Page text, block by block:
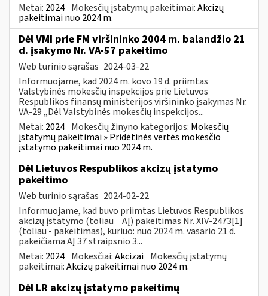
Metai: 2024 Mokesčių įstatymų pakeitimai:Akcizų
pakeitimai nuo 2024 m.
Dėl VMI prie FM viršininko 2004 m. balandžio 21
d. įsakymo Nr. VA-57 pakeitimo
Web turinio sąrašas 2024-03-22
Informuojame, kad 2024 m. kovo 19 d. priimtas
Valstybinės mokesčių inspekcijos prie Lietuvos
Respublikos finansų ministerijos viršininko įsakymas Nr.
VA-29 „Dėl Valstybinės mokesčių inspekcijos...
Metai: 2024 Mokesčių žinyno kategorijos: Mokesčių
įstatymų pakeitimai » Pridėtinės vertės mokesčio
įstatymo pakeitimai nuo 2024 m.
Dėl Lietuvos Respublikos akcizų įstatymo
pakeitimo
Web turinio sąrašas 2024-02-22
Informuojame, kad buvo priimtas Lietuvos Respublikos
akcizų įstatymo (toliau − AĮ) pakeitimas Nr. XIV-2473[1]
(toliau - pakeitimas), kuriuo: nuo 2024 m. vasario 21 d.
pakeičiama AĮ 37 straipsnio 3...
Metai: 2024 Mokesčiai:Akcizai Mokesčių įstatymų
pakeitimai:Akcizų pakeitimai nuo 2024 m.
Dėl LR akcizų įstatymo pakeitimų